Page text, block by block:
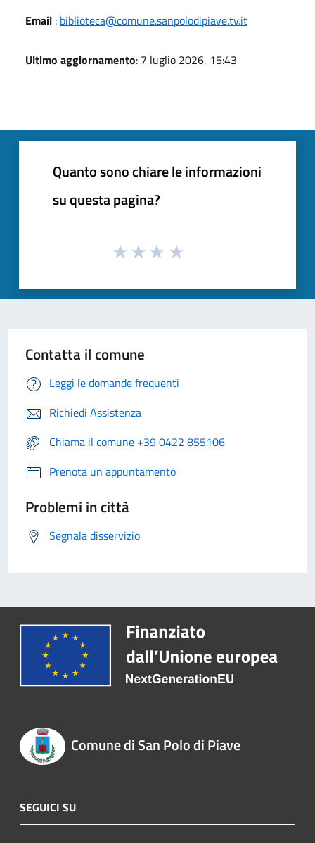
Email : biblioteca@comune.sanpolodipiave.tv.it
Ultimo aggiornamento: 7 luglio 2026, 15:43
Quanto sono chiare le informazioni
su questa pagina?
Contatta il comune
Leggi le domande frequenti
Richiedi Assistenza
Chiama il comune +39 0422 855106
Prenota un appuntamento
Problemi in città
Segnala disservizio
Comune di San Polo di Piave
SEGUICI SU